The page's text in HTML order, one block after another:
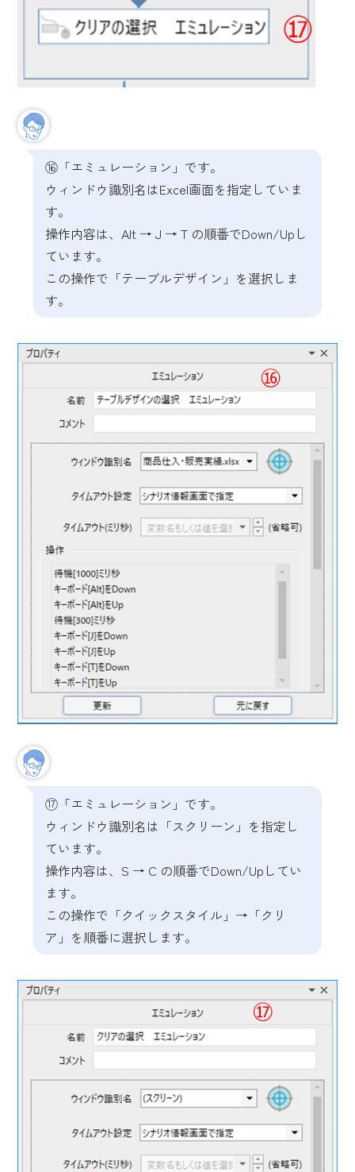
⑯「エミュレーション」です。
ウィンドウ識別名はExcel画面を指定していま
す。
操作内容は、Alt → J → T の順番でDown/Upし
ています。
この操作で「テーブルデザイン」を選択しま
す。
⑰「エミュレーション」です。
ウィンドウ識別名は「スクリーン」を指定し
ています。
操作内容は、S → C の順番でDown/Upしてい
ます。
この操作で「クイックスタイル」→「クリ
ア」を順番に選択します。